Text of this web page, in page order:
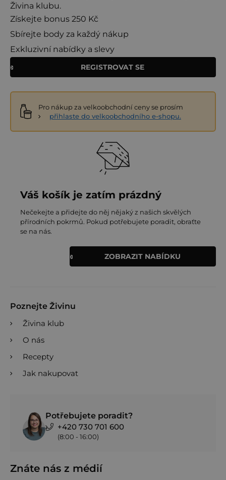
Živina klubu.
Získejte bonus 250 Kč
Sbírejte body za každý nákup
Exkluzivní nabídky a slevy
REGISTROVAT SE
Pro nákup za velkoobchodní ceny se prosím
přihlaste do velkoobchodního e-shopu.
Váš košík je zatím prázdný
Nečekejte a přidejte do něj nějaký z našich skvělých
přírodních pokrmů. Pokud potřebujete poradit, obraťte
se na nás.
ZOBRAZIT NABÍDKU
Poznejte Živinu
Živina klub
O nás
Recepty
Jak nakupovat
Potřebujete poradit?
+420 730 701 600
(8:00 - 16:00)
Znáte nás z médií